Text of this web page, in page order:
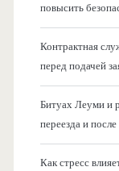
повысить
Контрактная
перед подачей
Битуах Леуми и
переезда и после
Как стресс